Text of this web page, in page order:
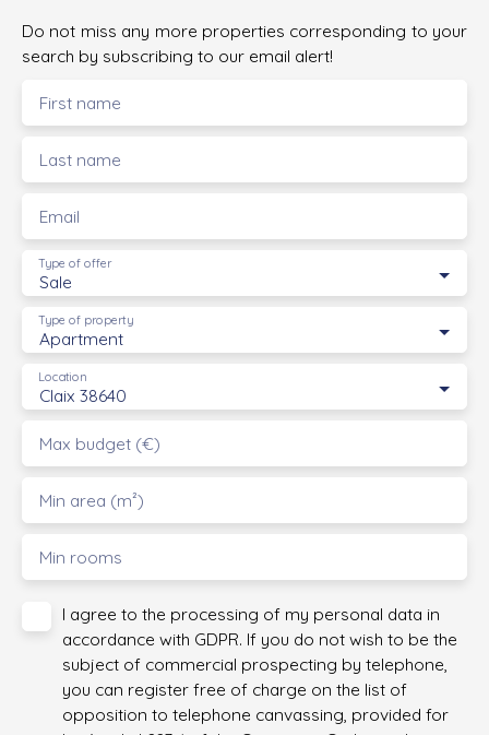
Do not miss any more properties corresponding to your
search by subscribing to our email alert!
First name
Last name
Email
Sale
Type of offer
Apartment
Type of property
Claix 38640
Location
Max budget (€)
Min area (m²)
Min rooms
I agree to the processing of my personal data in
accordance with GDPR. If you do not wish to be the
subject of commercial prospecting by telephone,
you can register free of charge on the list of
opposition to telephone canvassing, provided for